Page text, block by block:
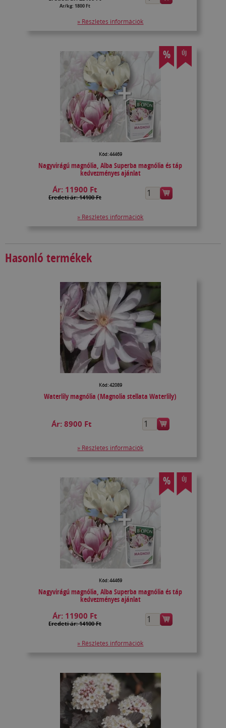
Ár/kg: 1800 Ft
» Részletes információk
% ÚJ
Kód: 44469
Nagyvirágú magnólia, Alba Superba magnólia és táp
kedvezményes ajánlat
Ár: 11900 Ft
Eredeti ár: 14100 Ft
» Részletes információk
Hasonló termékek
Kód: 42089
Waterlily magnólia (Magnolia stellata Waterlily)
Ár:8900 Ft
» Részletes információk
% ÚJ
Kód: 44469
Nagyvirágú magnólia, Alba Superba magnólia és táp
kedvezményes ajánlat
Ár: 11900 Ft
Eredeti ár: 14100 Ft
» Részletes információk